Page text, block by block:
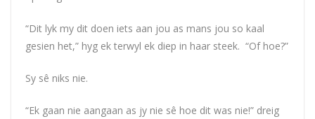
“Dit lyk my dit doen iets aan jou as mans jou so kaal
gesien het,” hyg ek terwyl ek diep in haar steek. “Of hoe?”
Sy sê niks nie.
“Ek gaan nie aangaan as jy nie sê hoe dit was nie!” dreig